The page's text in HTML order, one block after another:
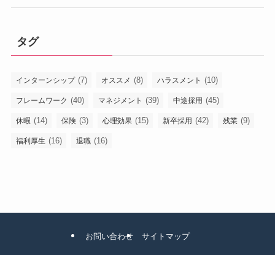
タグ
インターンシップ(7) オススメ (8) ハラスメント (10)
フレームワーク (40) マネジメント (39) 中途採用 (45)
休暇 (14) 保険 (3) 心理効果 (15) 新卒採用 (42) 残業 (9)
福利厚生 (16) 退職 (16)
お問い合わせ サイトマップ